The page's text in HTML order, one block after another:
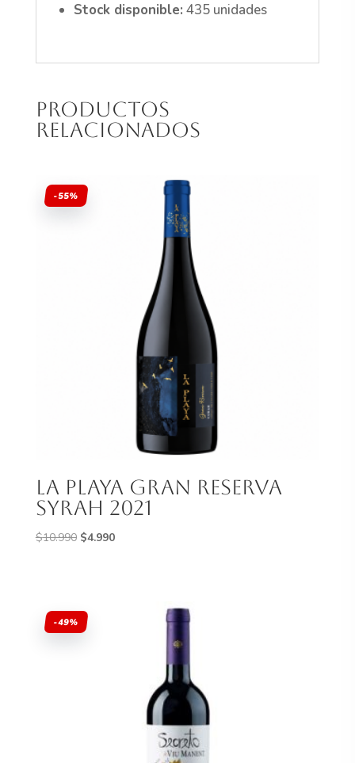
Stock disponible: 435 unidades
Productos
relacionados
-55%
La Playa Gran Reserva
Syrah 2021
$10.990 El
$10.990.
$4.990El
-49%